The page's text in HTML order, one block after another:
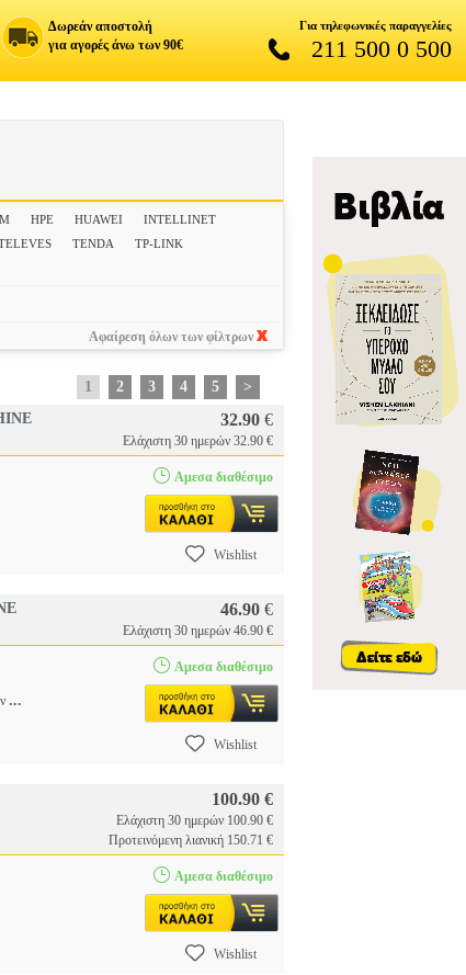
Δωρεάν αποστολή
για αγορές άνω των 90€
Για τηλεφωνικές παραγγελίες
211 500 0 500
HPE HUAWEI
INTELLINET
TENDA
TP-LINK
Αφαίρεση όλων των φίλτρων
1 2 3 4 5
>
32.90 €
Ελάχιστη 30 ημερών 32.90 €
Αμεσα διαθέσιμο
Wishlist
46.90 €
Ελάχιστη 30 ημερών 46.90 €
...
Αμεσα διαθέσιμο
Wishlist
100.90 €
Ελάχιστη 30 ημερών 100.90 €
Προτεινόμενη λιανική 150.71 €
Αμεσα διαθέσιμο
Wishlist